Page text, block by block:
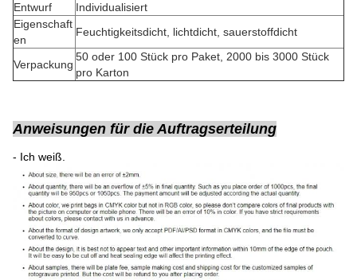
Entwurf
Individualisiert
Eigenschaft
en
Feuchtigkeitsdicht, lichtdicht, sauerstoffdicht
Verpackung
50 oder 100 Stück pro Paket, 2000 bis 3000 Stück
pro Karton
Anweisungen für die Auftragserteilung
- Ich weiß.